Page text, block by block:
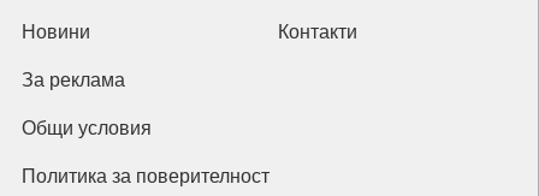
Новини Контакти
За реклама
Общи условия
Политика за поверителност